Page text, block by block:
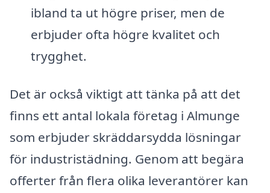
ibland ta ut högre priser, men de
erbjuder ofta högre kvalitet och
trygghet.
Det är också viktigt att tänka på att det
finns ett antal lokala företag i Almunge
som erbjuder skräddarsydda lösningar
för industristädning. Genom att begära
offerter från flera olika leverantörer kan